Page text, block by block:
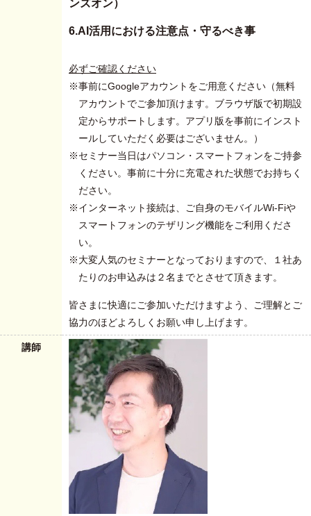
ンズオン）
6.AI活用における注意点・守るべき事
必ずご確認ください
※事前にGoogleアカウントをご用意ください（無料
アカウントでご参加頂けます。ブラウザ版で初期設
定からサポートします。アプリ版を事前にインスト
ールしていただく必要はございません。）
※セミナー当日はパソコン・スマートフォンをご持参
ください。事前に十分に充電された状態でお持ちく
ださい。
※インターネット接続は、ご自身のモバイルWi-Fiや
スマートフォンのテザリング機能をご利用くださ
い。
※大変人気のセミナーとなっておりますので、１社あ
たりのお申込みは２名までとさせて頂きます。
皆さまに快適にご参加いただけますよう、ご理解とご
協力のほどよろしくお願い申し上げます。
講師